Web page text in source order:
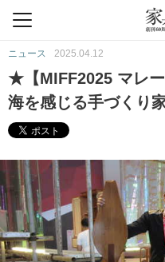
ニュース 2025.04.12
★【MIFF2025 マレ
海を感じる手づくり